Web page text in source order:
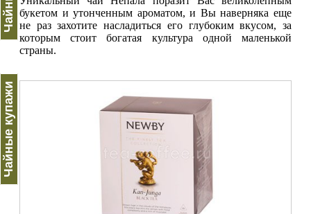
Чайные купажи
букетом и утонченным ароматом, и Вы наверняка еще
не раз захотите насладиться его глубоким вкусом, за
которым стоит богатая культура одной маленькой
страны.